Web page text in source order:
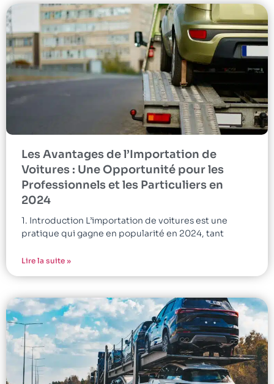
Les Avantages de l’Importation de
Voitures : Une Opportunité pour les
Professionnels et les Particuliers en
2024
1. Introduction L’importation de voitures est une
pratique qui gagne en popularité en 2024, tant
Lire la suite »